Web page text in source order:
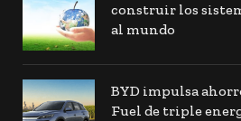
construir los
al mundo
BYD impulsa
Fuel de triple